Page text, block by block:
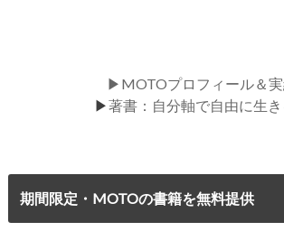
▶MOTOプロフィール＆
▶著書：自分軸で自由に生き
期間限定・MOTOの書籍を無料提供